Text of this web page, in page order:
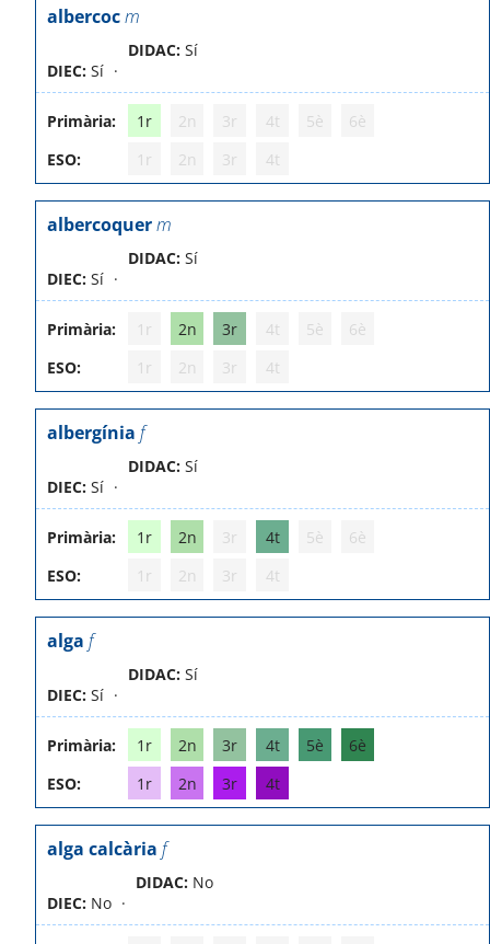
albercocm
DIEC: Sí
DIDAC: Sí
Primària: 1r 2n 3r 4t 5è
6è
ESO:
1r 2n 3r 4t
albercoquerm
DIEC: Sí
DIDAC: Sí
Primària: 1r 2n 3r 4t 5è
6è
ESO:
1r 2n 3r 4t
albergínia f
DIEC: Sí
DIDAC: Sí
Primària: 1r 2n 3r 4t 5è
6è
ESO:
1r 2n 3r 4t
alga f
DIEC: Sí
DIDAC: Sí
Primària: 1r 2n 3r 4t 5è
6è
ESO:
1r 2n 3r 4t
alga calcària f
DIEC: No
DIDAC: No